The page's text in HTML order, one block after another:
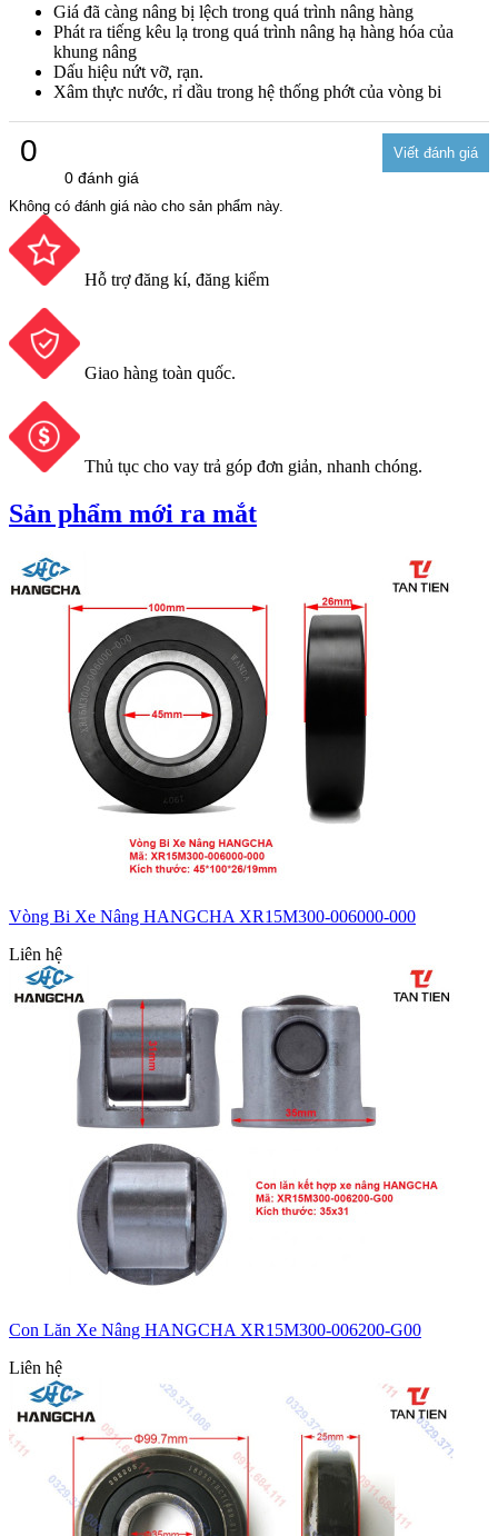
Giá đã càng nâng bị lệch trong quá trình nâng hàng
Phát ra tiếng kêu lạ trong quá trình nâng hạ hàng hóa của
khung nâng
Dấu hiệu nứt vỡ, rạn.
Xâm thực nước, rỉ dầu trong hệ thống phớt của vòng bi
0
0 đánh giá
Không có đánh giá nào cho sản phẩm này.
Hỗ trợ đăng kí, đăng kiểm
Giao hàng toàn quốc.
Thủ tục cho vay trả góp đơn giản, nhanh chóng.
Sản phẩm mới ra mắt
Vòng Bi Xe Nâng HANGCHA XR15M300-006000-000
Liên hệ
Con Lăn Xe Nâng HANGCHA XR15M300-006200-G00
Liên hệ